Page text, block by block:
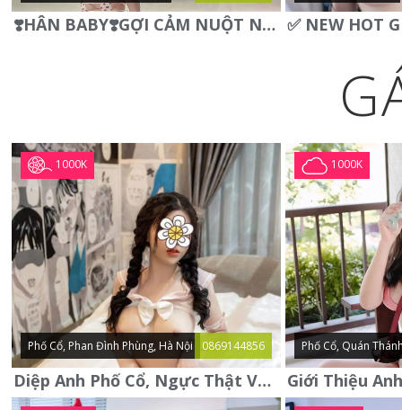
❣️HÂN BABY❣️GỢI CẢM NUỘT NÀ DÁNG SON XINH XINH QUYẾN RŨ
1000K
Phố Cổ, Phan Đình Phùng, Hà Nội 0869144856
Diệp Anh Phố Cổ, Ngực Thật Vú To Thơm Tho Quyến Rũ
1000K
Phố Cổ, Quán